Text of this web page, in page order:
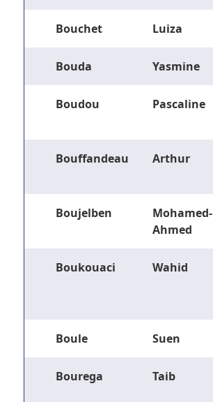
Bouchet Luiza
Bouda Yasmine
Boudou Pascaline
Bouffandeau Arthur
Boujelben
Mohamed-
Ahmed
Boukouaci Wahid
Boule Suen
Bourega Taib